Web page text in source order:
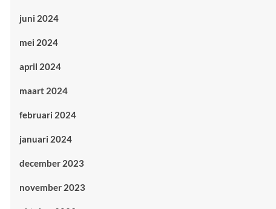
juni 2024
mei 2024
april 2024
maart 2024
februari 2024
januari 2024
december 2023
november 2023